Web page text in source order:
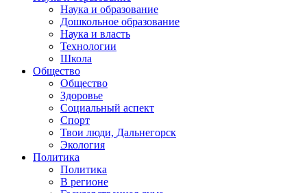
Наука и образование
Дошкольное образование
Наука и власть
Технологии
Школа
Общество
Общество
Здоровье
Социальный аспект
Спорт
Твои люди, Дальнегорск
Экология
Политика
Политика
В регионе